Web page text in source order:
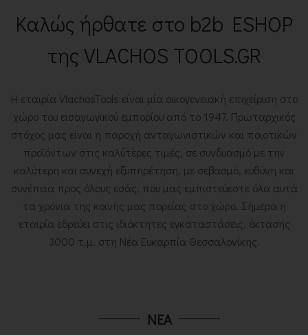
Καλώς ήρθατε στο b2b ESHOP
της VLACHOS TOOLS.GR
Η εταιρία VlachosTools είναι μία οικογενειακή επιχείριση στο
χώρο του εισαγωγικού εμπορίου από το 1947. Πρωταρχικός
στόχος μας είναι η παροχή ανταγωνιστικών και ποιοτικών
προϊόντων στις καλύτερες τιμές, σε συνδυασμό με την
καλύτερη και συνεχή εξυπηρέτηση, με σεβασμό, ευθύνη και
συνέπεια προς όλους εσάς, που μας εμπιστεύεστε όλα αυτά
τα χρόνια της κοινής μας πορείας στο χώρο. Σήμερα η
εταιρία εδρεύει στις ιδιόκτητες εγκαταστάσεις, έκτασης
3000 τ.μ. στη Νέα Ευκαρπία Θεσσαλονίκης.
ΝΕΑ